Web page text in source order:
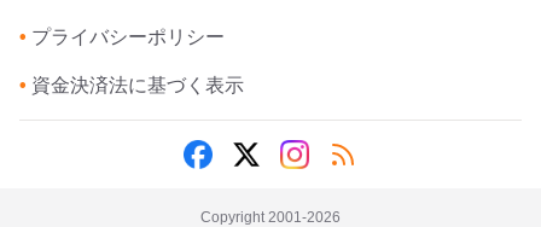
• プライバシーポリシー
• 資金決済法に基づく表示
Copyright 2001-2026